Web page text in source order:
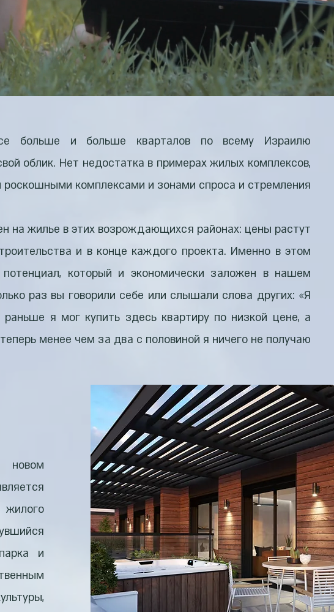
больше и больше кварталов по всему Израилю
облик. Нет недостатка в примерах жилых комплексов,
роскошными комплексами и зонами спроса и стремления.
на жилье в этих возрождающихся районах: цены растут
и в конце каждого проекта. Именно в этом
который и экономически заложен в нашем
раз вы говорили себе или слышали слова других: «Я
раньше я мог купить здесь квартиру по низкой цене, а
теперь менее чем за два с половиной я ничего не получаю».
новом
и